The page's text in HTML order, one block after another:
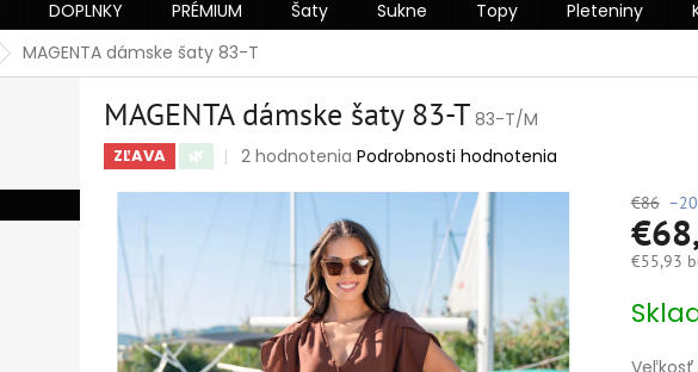
DOPLNKY PRÉMIUM Šaty Sukne Topy Pleteniny
MAGENTA dámske šaty 83-T
MAGENTA dámske šaty 83-T 83-T/M
ZĽAVA 🌿
Priemerné
produktu
hviezdičiek.
2 hodnotenia Podrobnosti hodnotenia
€86
€55,93
cena: